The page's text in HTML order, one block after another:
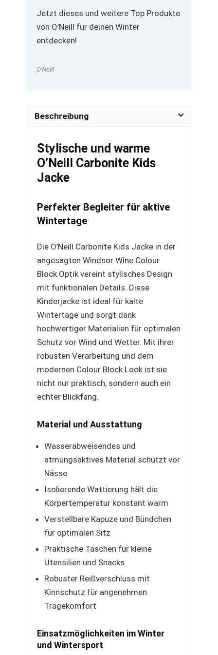
Jetzt dieses und weitere Top Produkte
von O’Neill für deinen Winter
entdecken!
O'Neill
Beschreibung
Stylische und warme
O’Neill Carbonite Kids
Jacke
Perfekter Begleiter für aktive
Wintertage
Die O’Neill Carbonite Kids Jacke in der
angesagten Windsor Wine Colour
Block Optik vereint stylisches Design
mit funktionalen Details. Diese
Kinderjacke ist ideal für kalte
Wintertage und sorgt dank
hochwertiger Materialien für optimalen
Schutz vor Wind und Wetter. Mit ihrer
robusten Verarbeitung und dem
modernen Colour Block Look ist sie
nicht nur praktisch, sondern auch ein
echter Blickfang.
Material und Ausstattung
Wasserabweisendes und
atmungsaktives Material schützt vor
Nässe
Isolierende Wattierung hält die
Körpertemperatur konstant warm
Verstellbare Kapuze und Bündchen
für optimalen Sitz
Praktische Taschen für kleine
Utensilien und Snacks
Robuster Reißverschluss mit
Kinnschutz für angenehmen
Tragekomfort
Einsatzmöglichkeiten im Winter
und Wintersport